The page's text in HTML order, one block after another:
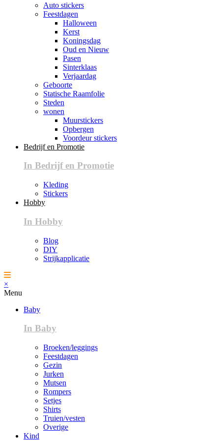
Auto stickers
Feestdagen
Halloween
Kerst
Koningsdag
Oud en Nieuw
Pasen
Sinterklaas
Verjaardag
Geboorte
Statische Raamfolie
Steden
wonen
Muurstickers
Opbergen
Voordeur stickers
Bedrijf en Promotie
In Bedrijf en Promotie
Kleding
Stickers
Hobby
In Hobby
Blog
DIY
Strijkapplicatie
×
Menu
Baby
In Baby
Broeken/leggings
Feestdagen
Gezin
Jurken
Mutsen
Rompers
Setjes
Shirts
Truien/vesten
Overige
Kind